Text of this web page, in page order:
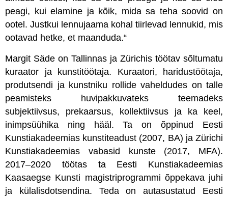
peagi, kui elamine ja kõik, mida sa teha soovid on
ootel. Justkui lennujaama kohal tiirlevad lennukid, mis
ootavad hetke, et maanduda.“
Margit Säde on Tallinnas ja Zürichis töötav sõltumatu
kuraator ja kunstitöötaja. Kuraatori, haridustöötaja,
produtsendi ja kunstniku rollide vaheldudes on talle
peamisteks huvipakkuvateks teemadeks
subjektiivsus, prekaarsus, kollektiivsus ja ka keel,
inimpsüühika ning hääl. Ta on õppinud Eesti
Kunstiakadeemias kunstiteadust (2007, BA) ja Zürichi
Kunstiakadeemias vabasid kunste (2017, MFA).
2017–2020 töötas ta Eesti Kunstiakadeemias
Kaasaegse Kunsti magistriprogrammi õppekava juhi
ja külalisdotsendina. Teda on autasustatud Eesti